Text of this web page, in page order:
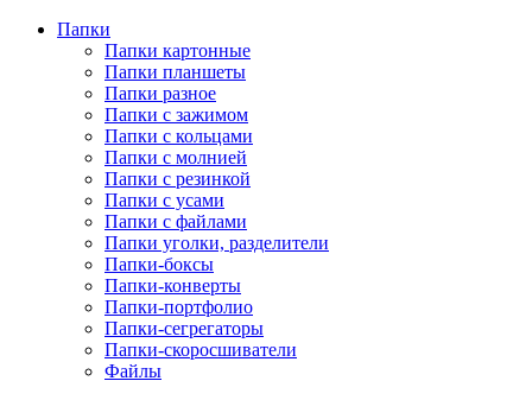
Папки
Папки картонные
Папки планшеты
Папки разное
Папки с зажимом
Папки с кольцами
Папки с молнией
Папки с резинкой
Папки с усами
Папки с файлами
Папки уголки, разделители
Папки-боксы
Папки-конверты
Папки-портфолио
Папки-сегрегаторы
Папки-скоросшиватели
Файлы